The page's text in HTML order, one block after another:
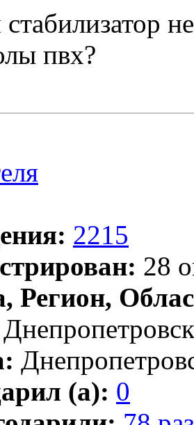
пвх?
2215
28
Регион,
Днепропетровск
(а): 0